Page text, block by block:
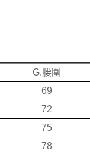
G.腰圍
69
72
75
78